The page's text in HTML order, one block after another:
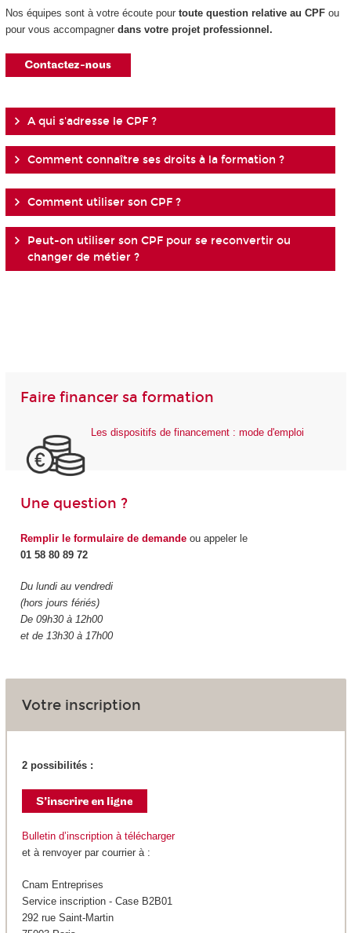
Nos équipes sont à votre écoute pourtoute question relative au CPF ou
pour vous accompagnerdans votre projet professionnel.
A qui s'adresse le CPF ?
Comment connaître ses droits à la formation ?
Comment utiliser son CPF ?
Peut-on utiliser son CPF pour se reconvertir ou
changer de métier ?
Faire financer sa formation
Les dispositifs de financement : mode d'emploi
Une question ?
Remplir le formulaire de demandeou appeler le
01 58 80 89 72
Du lundi au vendredi
(hors jours fériés)
De 09h30 à 12h00
et de 13h30 à 17h00
Votre inscription
2 possibilités :
Bulletin d’inscription à télécharger
et à renvoyer par courrier à :
Cnam Entreprises
Service inscription - Case B2B01
292 rue Saint-Martin